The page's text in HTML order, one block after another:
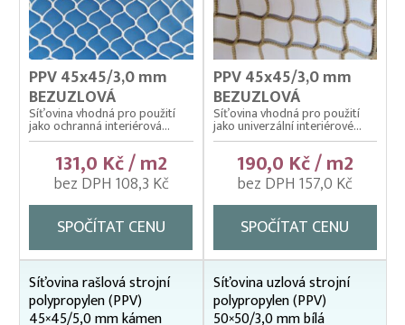
PPV 45x45/3,0 mm
BEZUZLOVÁ
Síťovina vhodná pro použití
jako ochranná interiérová...
131,0 Kč / m2
bez DPH 108,3 Kč
SPOČÍTAT CENU
PPV 45x45/3,0 mm
BEZUZLOVÁ
Síťovina vhodná pro použití
jako univerzální interiérové...
190,0 Kč / m2
bez DPH 157,0 Kč
SPOČÍTAT CENU
Síťovina rašlová strojní
polypropylen (PPV)
45×45/5,0 mm kámen
Síťovina uzlová strojní
polypropylen (PPV)
50×50/3,0 mm bílá